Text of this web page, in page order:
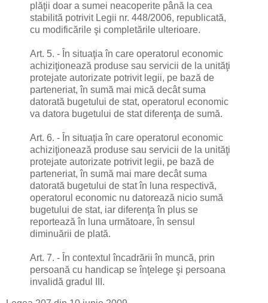
plăţii doar a sumei neacoperite până la cea
stabilită potrivit Legii nr. 448/2006, republicată,
cu modificările şi completările ulterioare.
Art. 5. - În situaţia în care operatorul economic
achiziţionează produse sau servicii de la unităţi
protejate autorizate potrivit legii, pe bază de
parteneriat, în sumă mai mică decât suma
datorată bugetului de stat, operatorul economic
va datora bugetului de stat diferenţa de sumă.
Art. 6. - În situaţia în care operatorul economic
achiziţionează produse sau servicii de la unităţi
protejate autorizate potrivit legii, pe bază de
parteneriat, în sumă mai mare decât suma
datorată bugetului de stat în luna respectivă,
operatorul economic nu datorează nicio sumă
bugetului de stat, iar diferenţa în plus se
reportează în luna următoare, în sensul
diminuării de plată.
Art. 7. - În contextul încadrării în muncă, prin
persoană cu handicap se înţelege şi persoana
invalidă gradul III.